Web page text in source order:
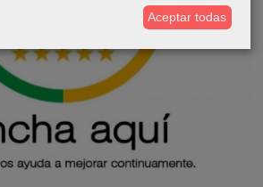
Aceptar todas